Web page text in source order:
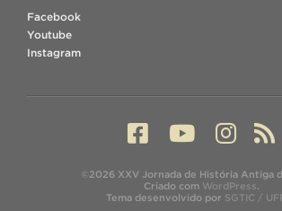
Facebook
Youtube
Instagram
©2026 XXV Jornada de História Antiga
Criado com WordPress.
Tema desenvolvido por SGTIC /